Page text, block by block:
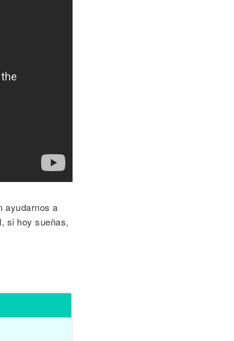
ayudarnos a
si hoy sueñas,